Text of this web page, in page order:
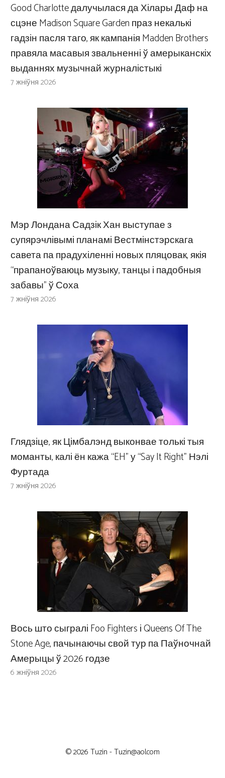
Good Charlotte далучылася да Хілары Даф на
сцэне Madison Square Garden праз некалькі
гадзін пасля таго, як кампанія Madden Brothers
правяла масавыя звальненні ў амерыканскіх
выданнях музычнай журналістыкі
7 жніўня 2026
Мэр Лондана Садзік Хан выступае з
супярэчлівымі планамі Вестмінстэрскага
савета па прадухіленні новых пляцовак, якія
“прапаноўваюць музыку, танцы і падобныя
забавы” ў Соха
7 жніўня 2026
Глядзіце, як Цімбалэнд выконвае толькі тыя
моманты, калі ён кажа “EH” у “Say It Right” Нэлі
Фуртада
7 жніўня 2026
Вось што сыгралі Foo Fighters і Queens Of The
Stone Age, пачынаючы свой тур па Паўночнай
Амерыцы ў 2026 годзе
6 жніўня 2026
© 2026 Tuzin -Tuzin@aol.com